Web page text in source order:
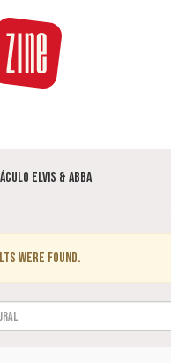
Elvis & ABBA
were found.